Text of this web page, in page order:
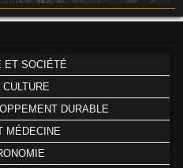
ET SOCIÉTÉ
DURABLE
MÉDECINE